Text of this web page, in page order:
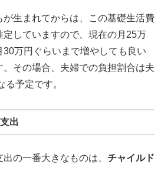
が生まれてからは、この基礎生活費
定していますので、現在の月25万
30万円ぐらいまで増やしても良い
その場合、夫婦での負担割合は夫
る予定です。
出
の一番大きなものは、 チャイルド